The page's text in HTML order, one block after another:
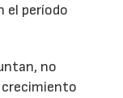
el período
no